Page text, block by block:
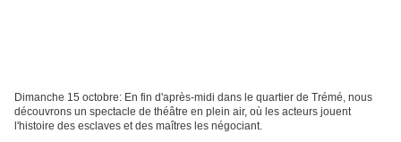
Dimanche 15 octobre: En fin d'après-midi dans le quartier de Trémé, nous
découvrons un spectacle de théâtre en plein air, où les acteurs jouent
l'histoire des esclaves et des maîtres les négociant.